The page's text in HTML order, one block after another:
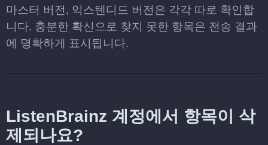
마스터 버전, 익스텐디드 버전은 각각 따로 확인합
니다. 충분한 확신으로 찾지 못한 항목은 전송 결과
에 명확하게 표시됩니다.
ListenBrainz 계정에서 항목이 삭
제되나요?